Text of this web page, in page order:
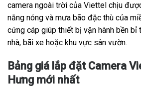
camera ngoài trời của Viettel chịu
nắng nóng và mưa bão đặc thù của
cứng cáp giúp thiết bị vận hành bền
nhà, bãi xe hoặc khu vực sân vườn.
Bảng giá lắp đặt Camera
Hưng mới nhất